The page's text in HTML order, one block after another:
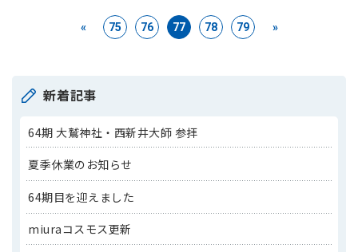
« 75 76 77 78 79 »
新着記事
64期 大鷲神社・西新井大師 参拝
夏季休業のお知らせ
64期目を迎えました
miuraコスモス更新